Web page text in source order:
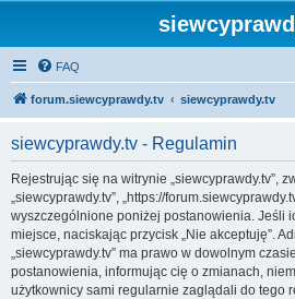
FAQ
forum.siewcyprawdy.tv siewcyprawdy.tv
siewcyprawdy.tv - Regulamin
Rejestrując się na witrynie „siewcyprawdy.tv”,
„siewcyprawdy.tv”, „https://
wyszczególnione poniżej postanowienia. Jeśli
miejsce, naciskając przycisk „Nie akceptuję”.
„siewcyprawdy.tv” ma prawo w dowolnym
postanowienia, informując cię o zmianach,
użytkownicy sami regularnie zaglądali do tego